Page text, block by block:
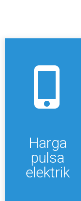
Harga
pulsa
elektrik